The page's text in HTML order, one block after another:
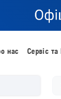
нас Сервіс